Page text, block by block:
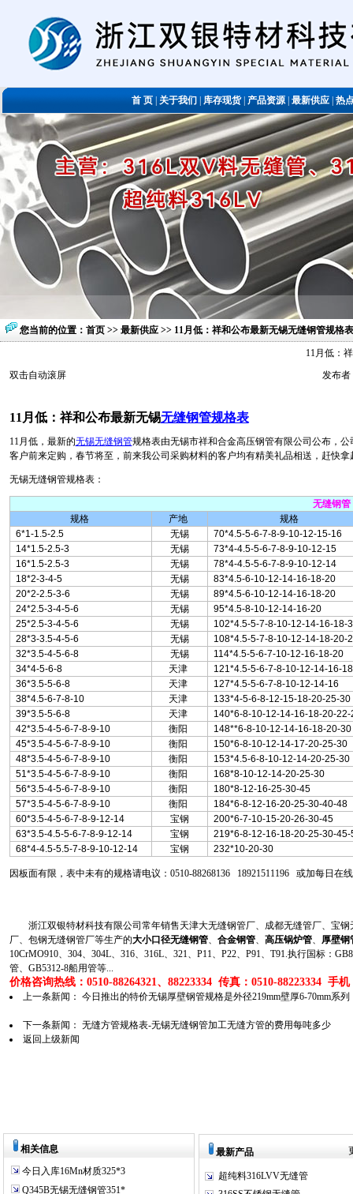
首 页关于我们库存现货|产品资源|最新供应|热
您当前的位置： 首页 >> 最新供应 >> 11月低：祥和公布最新无锡无缝钢管规格表
11月低：
双击自动滚屏
发布者
11月低：祥和公布最新无锡无缝钢管规格表
11月低，最新的无锡无缝钢管规格表由无锡市祥和合金高压钢管有限公司公布，
客户前来定购，春节将至，前来我公司采购材料的客户均有精美礼品相送，赶快拿
无锡无缝钢管规格表：
无缝钢管
规格
产地
规格
6*1-1.5-2.5
无锡
70*4.5-5-6-7-8-9-10-12-15-16
14*1.5-2.5-3
无锡
73*4-4.5-5-6-7-8-9-10-12-15
16*1.5-2.5-3
无锡
78*4-4.5-5-6-7-8-9-10-12-14
18*2-3-4-5
无锡
83*4.5-6-10-12-14-16-18-20
20*2-2.5-3-6
无锡
89*4.5-6-10-12-14-16-18-20
24*2.5-3-4-5-6
无锡
95*4.5-8-10-12-14-16-20
25*2.5-3-4-5-6
无锡
102*4.5-5-7-8-10-12-14-16-18-
28*3-3.5-4-5-6
无锡
108*4.5-5-7-8-10-12-14-18-20-
32*3.5-4-5-6-8
无锡
114*4.5-5-6-7-10-12-16-18-20
34*4-5-6-8
天津
121*4.5-5-6-7-8-10-12-14-16-18
36*3.5-5-6-8
天津
127*4.5-5-6-7-8-10-12-14-16
38*4.5-6-7-8-10
天津
133*4-5-6-8-12-15-18-20-25-30
39*3.5-5-6-8
天津
140*6-8-10-12-14-16-18-20-
42*3.5-4-5-6-7-8-9-10
衡阳
148**6-8-10-12-14-16-18-20-30
45*3.5-4-5-6-7-8-9-10
衡阳
150*6-8-10-12-14-17-20-25-30
48*3.5-4-5-6-7-8-9-10
衡阳
153*4.5-6-8-10-12-14-20-25-30
51*3.5-4-5-6-7-8-9-10
衡阳
168*8-10-12-14-20-25-30
56*3.5-4-5-6-7-8-9-10
衡阳
180*8-12-16-25-30-45
57*3.5-4-5-6-7-8-9-10
衡阳
184*6-8-12-16-20-25-30-40-48
60*3.5-4-5-6-7-8-9-12-14
宝钢
200*6-7-10-15-20-26-30-45
63*3.5-4.5-5-6-7-8-9-12-14
宝钢
219*6-8-12-16-18-20-25-30-45-
68*4-4.5-5.5-7-8-9-10-12-14
宝钢 232*10-20-30
因板面有限，表中未有的规格请电议：0510-88268136 18921511196 或加每日在
浙江双银特材科技有限公司常年销售天津大无缝钢管厂、成都无缝管厂、宝钢
厂、包钢无缝钢管厂等生产的大小口径无缝钢管、 合金钢管、 高压锅炉管、
厚壁钢
10CrMO910、304、304L、316、316L、321、P11、P22、P91、T91.执行国标：
管、GB5312-8船用管等...
价格咨询热线：0510-88264321、88223334 传真：0510-88223334 手机
上一条新闻： 今日推出的特价无锡厚壁钢管规格是外径219mm壁厚6-70mm系列
下一条新闻： 无缝方管规格表-无锡无缝钢管加工无缝方管的费用每吨多少
返回上级新闻
相关信息
今日入库16Mn材质325*3
Q345B无锡无缝钢管351*
最新产品
超纯料316LVV无缝管